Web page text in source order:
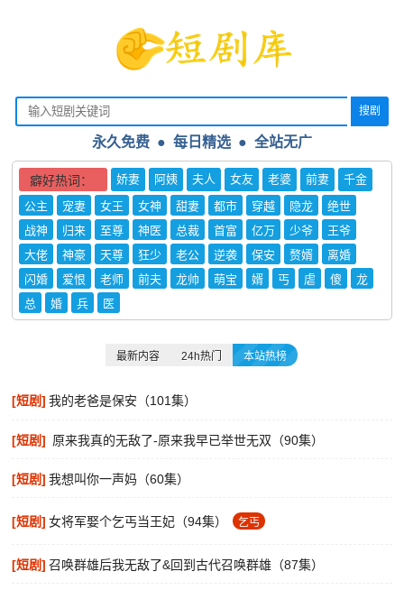
搜剧
永久免费 ● 每日精选● 全站无广
癖好热词： 娇妻 阿姨 夫人 女友 老婆 前妻
千金
公主
宠妻 女王 女神 甜妻 都市 穿越 隐龙
绝世
战神
归来 至尊 神医 总裁 首富 亿万 少爷
王爷
大佬
神豪 天尊 狂少 老公 逆袭 保安 赘婿
离婚
闪婚
爱恨 老师 前夫 龙帅 萌宝 婿 丐 虐 傻
龙
总
婚 兵 医
最新内容 24h热门 本站热榜
[短剧] 我的老爸是保安（101集）
[短剧] 原来我真的无敌了-原来我早已举世无双（90集）
[短剧] 我想叫你一声妈（60集）
[短剧] 女将军娶个乞丐当王妃（94集） 乞丐
[短剧] 召唤群雄后我无敌了&回到古代召唤群雄（87集）